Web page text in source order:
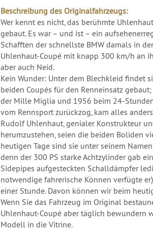
Beschreibung des Originalfahrzeugs:
Wer kennt es nicht, das berühmte
gebaut. Es war – und ist – ein
Schafften der schnellste BMW damals in
Uhlenhaut-Coupé mit knapp 300 km/h an
aber auch Neid.
Kein Wunder: Unter dem Blechkleid findet
beiden Coupés für den Renneinsatz
der Mille Miglia und 1956 beim 24-
vom Rennsport zurückzog, kam alles
Rudolf Uhlenhaut, genialer Konstrukteur
herumzustehen, seien die beiden Boliden
heutigen Tage sind sie unter seinem
denn der 300 PS starke Achtzylinder gab
Sidepipes aufgesteckten Schalldämpfer
notwendige fahrerische Können verfügte
einer Stunde. Davon können wir beim
Wenn Sie das Fahrzeug im Original
Uhlenhaut-Coupé aber täglich bewundern
Modell in die Vitrine.